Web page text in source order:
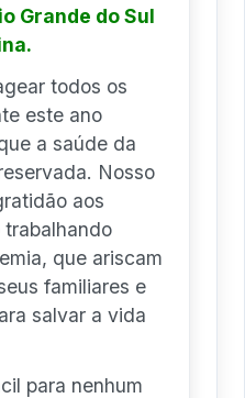
Grande do Sul
todos os
este ano
a saúde da
Nosso
aos
que ariscam
familiares e
salvar a vida
para nenhum